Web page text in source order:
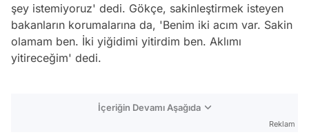
şey istemiyoruz' dedi. Gökçe, sakinleştirmek isteyen
bakanların korumalarına da, 'Benim iki acım var. Sakin
olamam ben. İki yiğidimi yitirdim ben. Aklımı
yitireceğim' dedi.
İçeriğin Devamı Aşağıda
Reklam